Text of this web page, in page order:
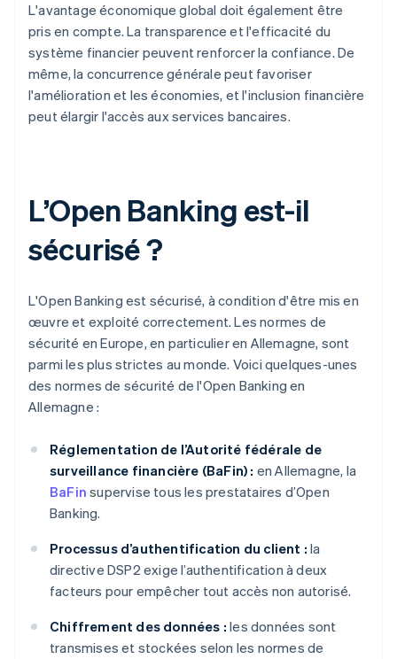
L'avantage économique global doit également être
pris en compte. La transparence et l'efficacité du
système financier peuvent renforcer la confiance. De
même, la concurrence générale peut favoriser
l'amélioration et les économies, et l'inclusion financière
peut élargir l'accès aux services bancaires.
L’Open Banking est-il
sécurisé ?
L'Open Banking est sécurisé, à condition d'être mis en
œuvre et exploité correctement. Les normes de
sécurité en Europe, en particulier en Allemagne, sont
parmi les plus strictes au monde. Voici quelques-unes
des normes de sécurité de l'Open Banking en
Allemagne :
Réglementation de l’Autorité fédérale de
surveillance financière (BaFin) : en Allemagne, la
BaFin supervise tous les prestataires d’Open
Banking.
Processus d’authentification du client : la
directive DSP2 exige l’authentification à deux
facteurs pour empêcher tout accès non autorisé.
Chiffrement des données : les données sont
transmises et stockées selon les normes de